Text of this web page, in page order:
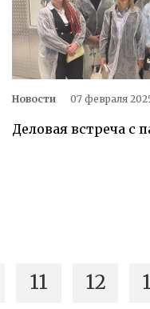
Новости 07 февраля
Деловая встреча с
11 12